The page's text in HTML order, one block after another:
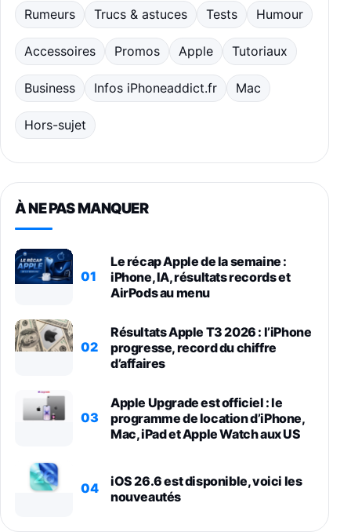
Rumeurs Trucs & astuces Tests Humour
Accessoires Promos Apple Tutoriaux
Business Infos iPhoneaddict.fr Mac
Hors-sujet
À NE PAS MANQUER
01
Le récap Apple de la semaine :
iPhone, IA, résultats records et
AirPods au menu
02
Résultats Apple T3 2026 : l’iPhone
progresse, record du chiffre
d’affaires
03
Apple Upgrade est officiel : le
programme de location d’iPhone,
Mac, iPad et Apple Watch aux US
04
iOS 26.6 est disponible, voici les
nouveautés